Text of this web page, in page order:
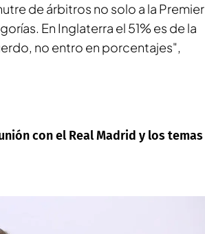
de árbitros no solo a la Premier
En Inglaterra el 51% es de la
no entro en porcentajes",
con el Real Madrid y los temas